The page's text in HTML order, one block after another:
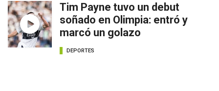
Tim Payne tuvo un debut
soñado en Olimpia: entró y
marcó un golazo
DEPORTES